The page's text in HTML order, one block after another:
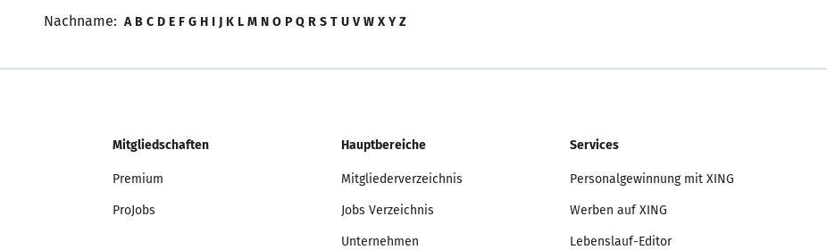
Nachname: A B C D E F G H I J K L M N O P Q R S T U V W X Y Z
Mitgliedschaften
Premium
ProJobs
Hauptbereiche
Mitgliederverzeichnis
Jobs Verzeichnis
Unternehmen
Services
Personalgewinnung mit XING
Werben auf XING
Lebenslauf-Editor